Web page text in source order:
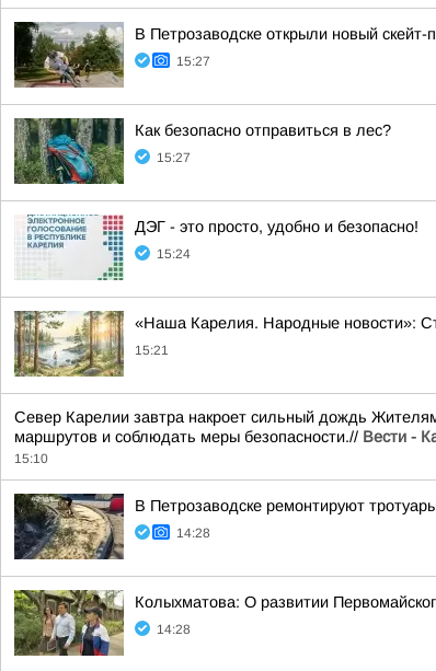
В Петрозаводске открыли новый
15:27
Как безопасно отправиться в лес?
15:27
ДЭГ - это просто, удобно и безопасно!
15:24
«Наша Карелия. Народные новости»:
15:21
Север Карелии завтра накроет сильный дождь
маршрутов и соблюдать меры безопасности.// Вести -
15:10
В Петрозаводске ремонтируют
14:28
Колыхматова: О развитии
14:28